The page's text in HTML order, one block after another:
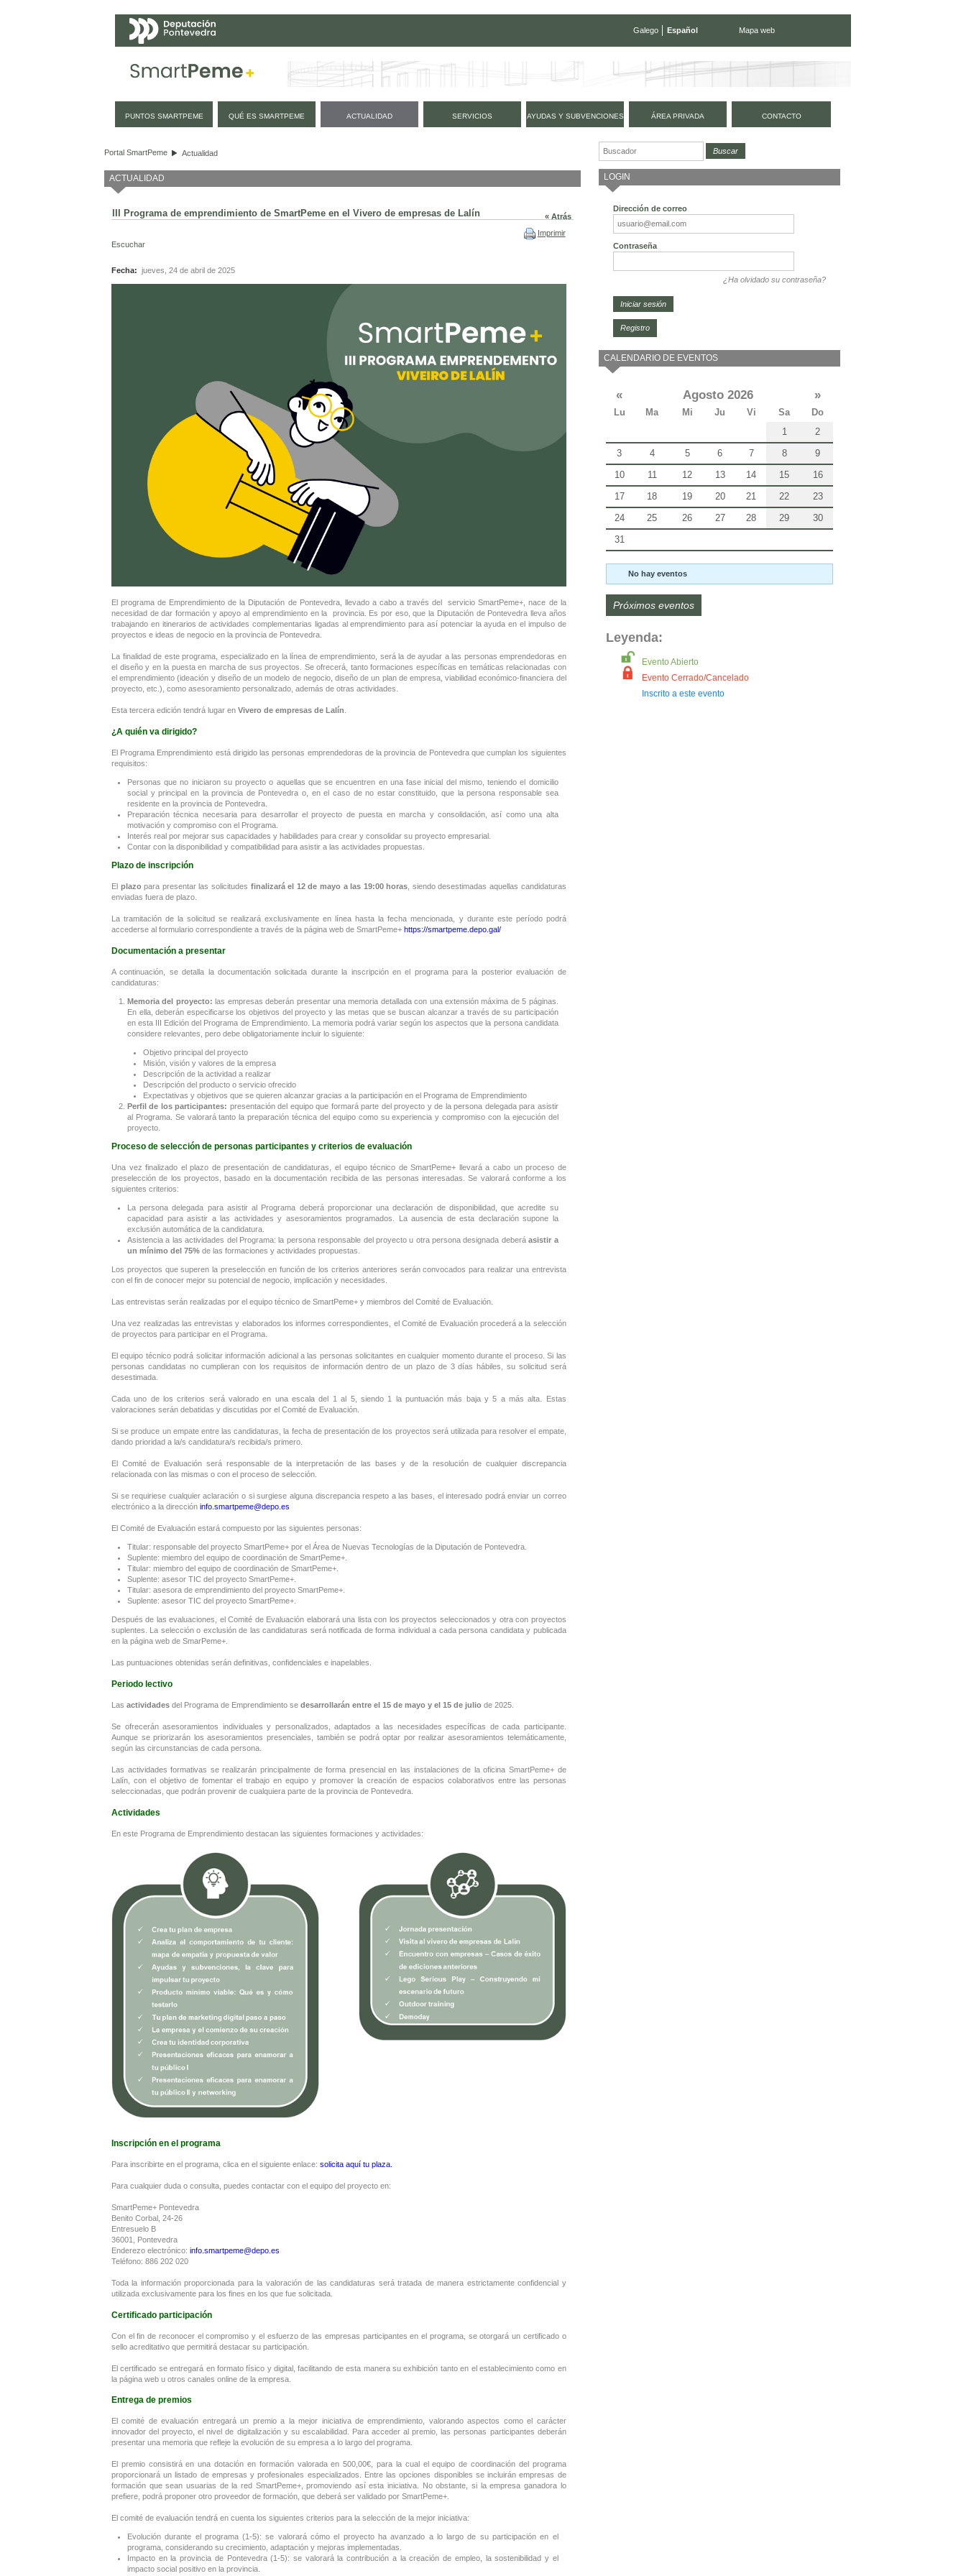
Galego Español Mapa web
PUNTOS SMARTPEME QUÉ ES SMARTPEME ACTUALIDAD SERVICIOS AYUDAS Y SUBVENCIONES ÁREA PRIVADA CONTACTO
Portal SmartPeme Actualidad
ACTUALIDAD
« Atrás
III Programa de emprendimiento de SmartPeme en el Vivero de empresas de Lalín
Imprimir
Escuchar
Fecha: jueves, 24 de abril de 2025
El programa de Emprendimiento de la Diputación de Pontevedra, llevado a cabo a través del servicio SmartPeme+, nace de la
necesidad de dar formación y apoyo al emprendimiento en la provincia. Es por eso, que la Diputación de Pontevedra lleva años
trabajando en itinerarios de actividades complementarias ligadas al emprendimiento para así potenciar la ayuda en el impulso de
proyectos e ideas de negocio en la provincia de Pontevedra.
La finalidad de este programa, especializado en la línea de emprendimiento, será la de ayudar a las personas emprendedoras en
el diseño y en la puesta en marcha de sus proyectos. Se ofrecerá, tanto formaciones específicas en temáticas relacionadas con
el emprendimiento (ideación y diseño de un modelo de negocio, diseño de un plan de empresa, viabilidad económico-financiera del
proyecto, etc.), como asesoramiento personalizado, además de otras actividades.
Esta tercera edición tendrá lugar en Vivero de empresas de Lalín.
¿A quién va dirigido?
El Programa Emprendimiento está dirigido las personas emprendedoras de la provincia de Pontevedra que cumplan los siguientes
requisitos:
Personas que no iniciaron su proyecto o aquellas que se encuentren en una fase inicial del mismo, teniendo el domicilio
social y principal en la provincia de Pontevedra o, en el caso de no estar constituido, que la persona responsable sea
residente en la provincia de Pontevedra.
Preparación técnica necesaria para desarrollar el proyecto de puesta en marcha y consolidación, así como una alta
motivación y compromiso con el Programa.
Interés real por mejorar sus capacidades y habilidades para crear y consolidar su proyecto empresarial.
Contar con la disponibilidad y compatibilidad para asistir a las actividades propuestas.
Plazo de inscripción
El plazopara presentar las solicitudes finalizará el 12 de mayo a las 19:00 horas, siendo desestimadas aquellas candidaturas
enviadas fuera de plazo.
La tramitación de la solicitud se realizará exclusivamente en línea hasta la fecha mencionada, y durante este período podrá
accederse al formulario correspondiente a través de la página web de SmartPeme+ https://smartpeme.depo.gal/
Documentación a presentar
A continuación, se detalla la documentación solicitada durante la inscripción en el programa para la posterior evaluación de
candidaturas:
Memoria del proyecto: las empresas deberán presentar una memoria detallada con una extensión máxima de 5 páginas.
En ella, deberán especificarse los objetivos del proyecto y las metas que se buscan alcanzar a través de su participación
en esta III Edición del Programa de Emprendimiento. La memoria podrá variar según los aspectos que la persona candidata
considere relevantes, pero debe obligatoriamente incluir lo siguiente:
Objetivo principal del proyecto
Misión, visión y valores de la empresa
Descripción de la actividad a realizar
Descripción del producto o servicio ofrecido
Expectativas y objetivos que se quieren alcanzar gracias a la participación en el Programa de Emprendimiento
Perfil de los participantes: presentación del equipo que formará parte del proyecto y de la persona delegada para asistir
al Programa. Se valorará tanto la preparación técnica del equipo como su experiencia y compromiso con la ejecución del
proyecto.
Proceso de selección de personas participantes y criterios de evaluación
Una vez finalizado el plazo de presentación de candidaturas, el equipo técnico de SmartPeme+ llevará a cabo un proceso de
preselección de los proyectos, basado en la documentación recibida de las personas interesadas. Se valorará conforme a los
siguientes criterios:
La persona delegada para asistir al Programa deberá proporcionar una declaración de disponibilidad, que acredite su
capacidad para asistir a las actividades y asesoramientos programados. La ausencia de esta declaración supone la
exclusión automática de la candidatura.
Asistencia a las actividades del Programa: la persona responsable del proyecto u otra persona designada deberáasistir a
un mínimo del 75% de las formaciones y actividades propuestas.
Los proyectos que superen la preselección en función de los criterios anteriores serán convocados para realizar una entrevista
con el fin de conocer mejor su potencial de negocio, implicación y necesidades.
Las entrevistas serán realizadas por el equipo técnico de SmartPeme+ y miembros del Comité de Evaluación.
Una vez realizadas las entrevistas y elaborados los informes correspondientes, el Comité de Evaluación procederá a la selección
de proyectos para participar en el Programa.
El equipo técnico podrá solicitar información adicional a las personas solicitantes en cualquier momento durante el proceso. Si las
personas candidatas no cumplieran con los requisitos de información dentro de un plazo de 3 días hábiles, su solicitud será
desestimada.
Cada uno de los criterios será valorado en una escala del 1 al 5, siendo 1 la puntuación más baja y 5 a más alta. Estas
valoraciones serán debatidas y discutidas por el Comité de Evaluación.
Si se produce un empate entre las candidaturas, la fecha de presentación de los proyectos será utilizada para resolver el empate,
dando prioridad a la/s candidatura/s recibida/s primero.
El Comité de Evaluación será responsable de la interpretación de las bases y de la resolución de cualquier discrepancia
relacionada con las mismas o con el proceso de selección.
Si se requiriese cualquier aclaración o si surgiese alguna discrepancia respeto a las bases, el interesado podrá enviar un correo
electrónico a la dirección info.smartpeme@depo.es
El Comité de Evaluación estará compuesto por las siguientes personas:
Titular: responsable del proyecto SmartPeme+ por el Área de Nuevas Tecnologías de la Diputación de Pontevedra.
Suplente: miembro del equipo de coordinación de SmartPeme+.
Titular: miembro del equipo de coordinación de SmartPeme+.
Suplente: asesor TIC del proyecto SmartPeme+.
Titular: asesora de emprendimiento del proyecto SmartPeme+.
Suplente: asesor TIC del proyecto SmartPeme+.
Después de las evaluaciones, el Comité de Evaluación elaborará una lista con los proyectos seleccionados y otra con proyectos
suplentes. La selección o exclusión de las candidaturas será notificada de forma individual a cada persona candidata y publicada
en la página web de SmarPeme+.
Las puntuaciones obtenidas serán definitivas, confidenciales e inapelables.
Periodo lectivo
Las actividades del Programa de Emprendimiento se desarrollarán entre el 15 de mayo y el 15 de julio de 2025.
Se ofrecerán asesoramientos individuales y personalizados, adaptados a las necesidades específicas de cada participante.
Aunque se priorizarán los asesoramientos presenciales, también se podrá optar por realizar asesoramientos telemáticamente,
según las circunstancias de cada persona.
Las actividades formativas se realizarán principalmente de forma presencial en las instalaciones de la oficina SmartPeme+ de
Lalín, con el objetivo de fomentar el trabajo en equipo y promover la creación de espacios colaborativos entre las personas
seleccionadas, que podrán provenir de cualquiera parte de la provincia de Pontevedra.
Actividades
En este Programa de Emprendimiento destacan las siguientes formaciones y actividades:
Inscripción en el programa
Para inscribirte en el programa, clica en el siguiente enlace: solicita aquí tu plaza
Para cualquier duda o consulta, puedes contactar con el equipo del proyecto en:
SmartPeme+ Pontevedra
Benito Corbal, 24-26
Entresuelo B
36001, Pontevedra
Enderezo electrónico: info.smartpeme@depo.es
Teléfono: 886 202 020
Toda la información proporcionada para la valoración de las candidaturas será tratada de manera estrictamente confidencial y
utilizada exclusivamente para los fines en los que fue solicitada.
Certificado participación
Con el fin de reconocer el compromiso y el esfuerzo de las empresas participantes en el programa, se otorgará un certificado o
sello acreditativo que permitirá destacar su participación.
El certificado se entregará en formato físico y digital, facilitando de esta manera su exhibición tanto en el establecimiento como en
la página web u otros canales online de la empresa.
Entrega de premios
El comité de evaluación entregará un premio a la mejor iniciativa de emprendimiento, valorando aspectos como el carácter
innovador del proyecto, el nivel de digitalización y su escalabilidad. Para acceder al premio, las personas participantes deberán
presentar una memoria que refleje la evolución de su empresa a lo largo del programa.
El premio consistirá en una dotación en formación valorada en 500,00€, para la cual el equipo de coordinación del programa
proporcionará un listado de empresas y profesionales especializados. Entre las opciones disponibles se incluirán empresas de
formación que sean usuarias de la red SmartPeme+, promoviendo así esta iniciativa. No obstante, si la empresa ganadora lo
prefiere, podrá proponer otro proveedor de formación, que deberá ser validado por SmartPeme+.
El comité de evaluación tendrá en cuenta los siguientes criterios para la selección de la mejor iniciativa:
Evolución durante el programa (1-5): se valorará cómo el proyecto ha avanzado a lo largo de su participación en el
programa, considerando su crecimiento, adaptación y mejoras implementadas.
Impacto en la provincia de Pontevedra (1-5): se valorará la contribución a la creación de empleo, la sostenibilidad y el
impacto social positivo en la provincia.
LOGIN
Dirección de correo
Contraseña
¿Ha olvidado su contraseña?
Registro
CALENDARIO DE EVENTOS
« Agosto 2026 »
Lu Ma Mi Ju Vi Sa
Do
1
2
3
4 5 6 7 8
9
10
11 12 13 14 15
16
17
18 19 20 21 22
23
24
25 26 27 28 29
30
31
No hay eventos
Próximos eventos
Leyenda:
Evento Abierto
Evento Cerrado/Cancelado
Inscrito a este evento